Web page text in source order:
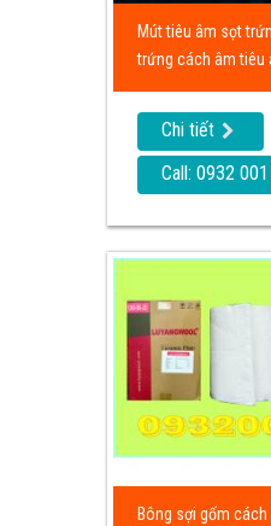
Mút tiêu âm sọt
trứng cách âm tiêu
Chi tiết
Call: 0932
Bông sợi gốm